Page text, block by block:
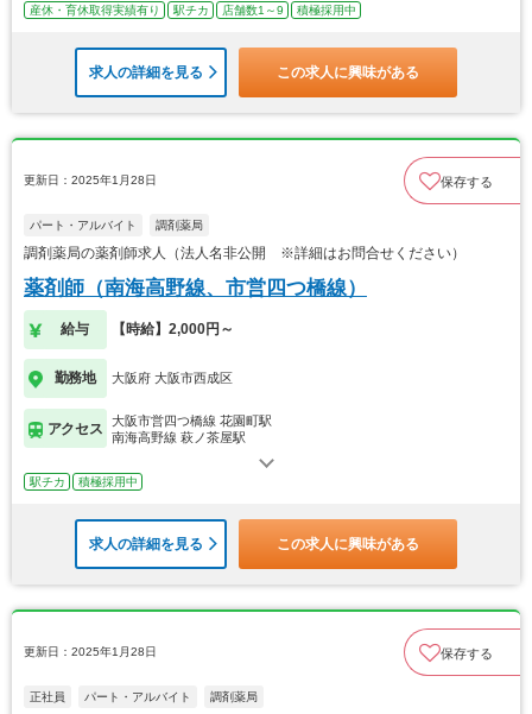
産休・育休取得実績有り 駅チカ 店舗数1～9 積極採用中
求人の詳細を見る この求人に興味がある
更新日：2025年1月28日 保存する
パート・アルバイト 調剤薬局
調剤薬局の薬剤師求人（法人名非公開 ※詳細はお問合せください）
薬剤師（南海高野線、市営四つ橋線）
給与 【時給】2,000円～
勤務地 大阪府 大阪市西成区
アクセス
大阪市営四つ橋線 花園町駅
南海高野線 萩ノ茶屋駅
駅チカ 積極採用中
求人の詳細を見る この求人に興味がある
更新日：2025年1月28日 保存する
正社員 パート・アルバイト 調剤薬局